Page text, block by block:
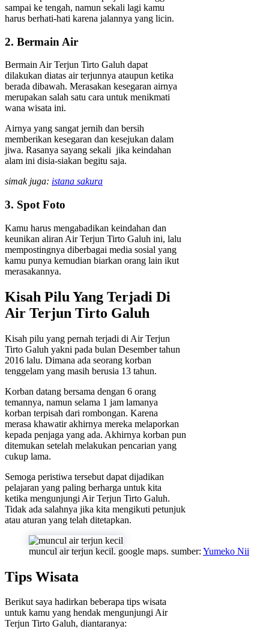
sampai ke tengah, namun sekali lagi kamu
harus berhati-hati karena jalannya yang licin.
2. Bermain Air
Bermain Air Terjun Tirto Galuh dapat
dilakukan diatas air terjunnya ataupun ketika
berada dibawah. Merasakan kesegaran airnya
merupakan salah satu cara untuk menikmati
wana wisata ini.
Airnya yang sangat jernih dan bersih
memberikan kesegaran dan kesejukan dalam
jiwa. Rasanya sayang sekali jika keindahan
alam ini disia-siakan begitu saja.
simak juga: istana sakura
3. Spot Foto
Kamu harus mengabadikan keindahan dan
keunikan aliran Air Terjun Tirto Galuh ini, lalu
mempostingnya diberbagai media sosial yang
kamu punya kemudian biarkan orang lain ikut
merasakannya.
Kisah Pilu Yang Terjadi Di
Air Terjun Tirto Galuh
Kisah pilu yang pernah terjadi di Air Terjun
Tirto Galuh yakni pada bulan Desember tahun
2016 lalu. Dimana ada seorang korban
tenggelam yang masih berusia 13 tahun.
Korban datang bersama dengan 6 orang
temannya, namun selama 1 jam lamanya
korban terpisah dari rombongan. Karena
merasa khawatir akhirnya mereka melaporkan
kepada penjaga yang ada. Akhirnya korban pun
ditemukan setelah melakukan pencarian yang
cukup lama.
Semoga peristiwa tersebut dapat dijadikan
pelajaran yang paling berharga untuk kita
ketika mengunjungi Air Terjun Tirto Galuh.
Tidak ada salahnya jika kita mengikuti petunjuk
atau aturan yang telah ditetapkan.
muncul air terjun kecil. google maps. sumber: Yumeko Nii
Tips Wisata
Berikut saya hadirkan beberapa tips wisata
untuk kamu yang hendak mengunjungi Air
Terjun Tirto Galuh, diantaranya: